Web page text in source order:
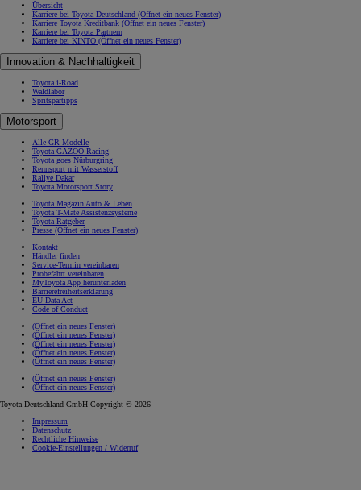
Übersicht
Karriere bei Toyota Deutschland (Öffnet ein neues Fenster)
Karriere Toyota Kreditbank (Öffnet ein neues Fenster)
Karriere bei Toyota Partnern
Karriere bei KINTO (Öffnet ein neues Fenster)
Innovation & Nachhaltigkeit
Toyota i-Road
Waldlabor
Spritspartipps
Motorsport
Alle GR Modelle
Toyota GAZOO Racing
Toyota goes Nürburgring
Rennsport mit Wasserstoff
Rallye Dakar
Toyota Motorsport Story
Toyota Magazin Auto & Leben
Toyota T-Mate Assistenzsysteme
Toyota Ratgeber
Presse (Öffnet ein neues Fenster)
Kontakt
Händler finden
Service-Termin vereinbaren
Probefahrt vereinbaren
MyToyota App herunterladen
Barrierefreiheitserklärung
EU Data Act
Code of Conduct
(Öffnet ein neues Fenster)
(Öffnet ein neues Fenster)
(Öffnet ein neues Fenster)
(Öffnet ein neues Fenster)
(Öffnet ein neues Fenster)
(Öffnet ein neues Fenster)
(Öffnet ein neues Fenster)
Toyota Deutschland GmbH Copyright © 2026
Impressum
Datenschutz
Rechtliche Hinweise
Cookie-Einstellungen / Widerruf